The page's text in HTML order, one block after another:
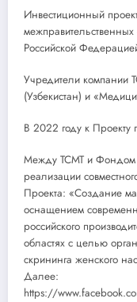
Инвестиционный
Российской
Учредители компании
(Узбекистан) и
В 2022 году к
Между ТСМТ и Фондом
реализации
Проекта: «Создание
оснащением
российского
областях с целью
скрининга женского
Далее:
https://